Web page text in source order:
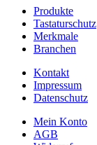
Produkte
Tastaturschutz
Merkmale
Branchen
Kontakt
Impressum
Datenschutz
Mein Konto
AGB